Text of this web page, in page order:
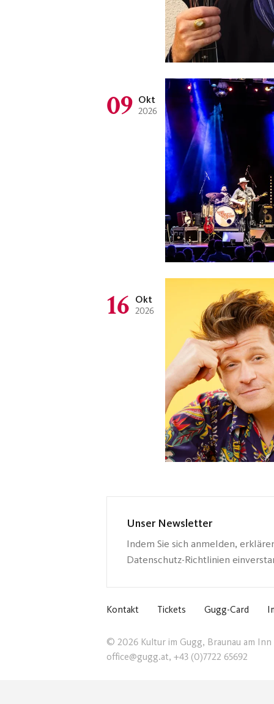
09 Okt
2026
16 Okt
2026
Unser Newsletter
Indem Sie sich anmelden,
Datenschutz-Richtlinien
Kontakt Tickets Gugg-Card
© 2026 Kultur im Gugg, Braunau am Inn
office@gugg.at, +43 (0)7722 65692